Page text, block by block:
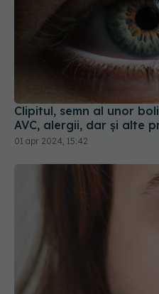
Clipitul, semn al unor
AVC, alergii, dar și alte
01 apr 2024, 15:42